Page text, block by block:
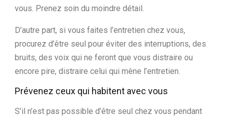
vous. Prenez soin du moindre détail.
D’autre part, si vous faites l’entretien chez vous,
procurez d’être seul pour éviter des interruptions, des
bruits, des voix qui ne feront que vous distraire ou
encore pire, distraire celui qui mène l’entretien.
Prévenez ceux qui habitent avec vous
S’il n’est pas possible d’être seul chez vous pendant